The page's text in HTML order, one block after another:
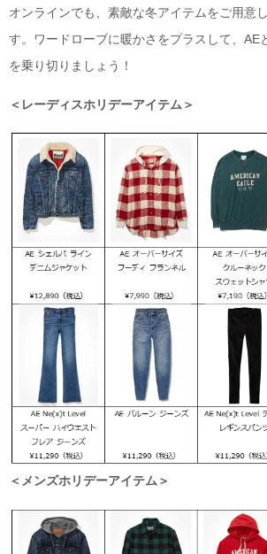
オンラインでも、素敵な冬アイテムをご用意
す。ワードローブに暖かさをプラスして、AE
を乗り切りましょう！
＜レーディスホリデーアイテム＞
＜メンズホリデーアイテム＞